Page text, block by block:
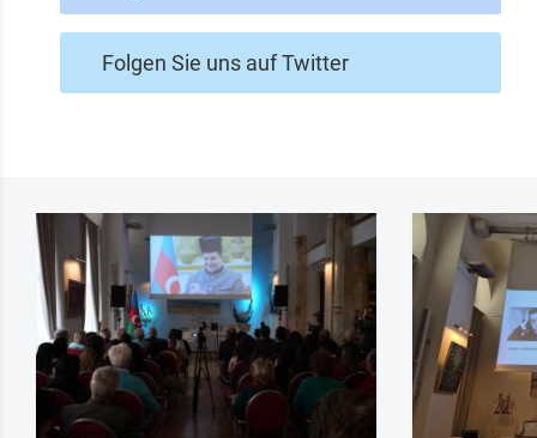
Folgen Sie uns auf Twitter